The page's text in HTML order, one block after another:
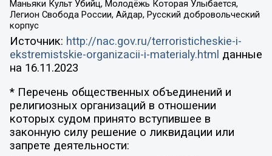
Маньяки Культ Убийц, Молодёжь Которая Улыбается,
Легион Свобода России, Айдар, Русский добровольческий
корпус
Источник: http://nac.gov.ru/terroristicheskie-i-
ekstremistskie-organizacii-i-materialy.html данные
на 16.11.2023
* Перечень общественных объединений и
религиозных организаций в отношении
которых судом принято вступившее в
законную силу решение о ликвидации или
запрете деятельности: